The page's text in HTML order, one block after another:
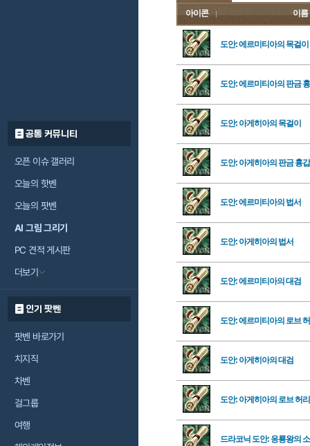
공통 커뮤니티
오픈 이슈 갤러리
오늘의 핫벤
오늘의 팟벤
AI 그림 그리기
PC 견적 게시판
더보기
인기 팟벤
팟벤 바로가기
치지직
차벤
걸그룹
여행
아이콘 이름
도안: 에르미티아의 목걸이
도안: 에르미티아의 판금
도안: 아게히아의 목걸이
도안: 아게히아의 판금 흉갑
도안: 에르미티아의 법서
도안: 아게히아의 법서
도안: 에르미티아의 대검
도안: 에르미티아의 로브
도안: 아게히아의 대검
도안: 아게히아의 로브 허
드라코닉 도안: 응룡왕의